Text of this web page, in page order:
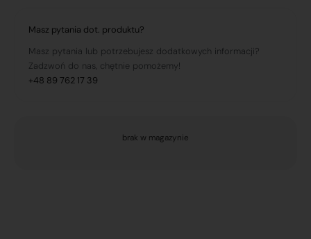
Masz pytania dot. produktu?
Masz pytania lub potrzebujesz dodatkowych informacji?
Zadzwoń do nas, chętnie pomożemy!
+48 89 762 17 39
brak w magazynie